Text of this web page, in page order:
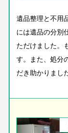
遺品整理と不用
には遺品の分別
ただけました。
す。また、処分
だき助かりまし